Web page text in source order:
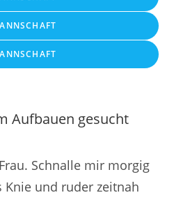
Aufbauen gesucht
Schnalle mir morgig
Knie und ruder zeitnah